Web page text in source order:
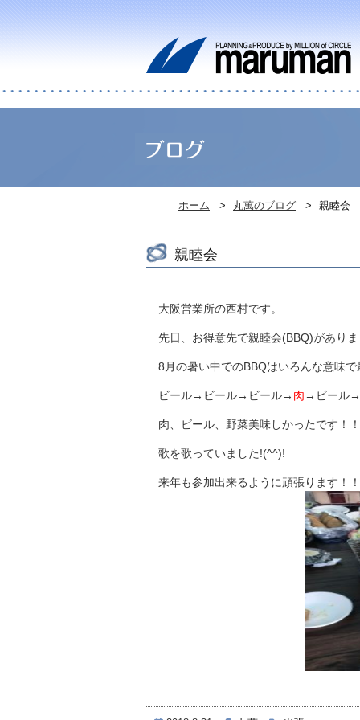
ホーム 丸萬のブログ 親睦会
親睦会
大阪営業所の西村です。
先日、お得意先で親睦会(BBQ)がありま
8月の暑い中でのBBQはいろんな意味
ビール→ビール→ビール→ 肉→ビール→
肉、ビール、野菜美味しかったです！
歌を歌っていました!(^^)!
来年も参加出来るように頑張ります！